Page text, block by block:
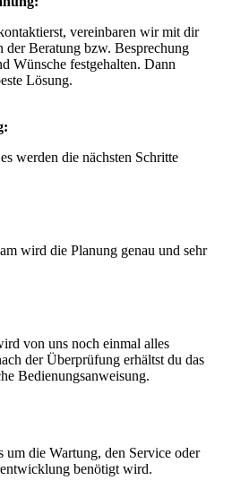
vereinbaren wir mit dir
der Beratung bzw. Besprechung
Wünsche festgehalten. Dann
Lösung.
werden die nächsten Schritte
wird die Planung genau und sehr
von uns noch einmal alles
der Überprüfung erhältst du das
Bedienungsanweisung.
die Wartung, den Service oder
benötigt wird.